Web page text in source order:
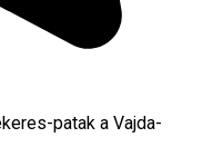
patak a Vajda-